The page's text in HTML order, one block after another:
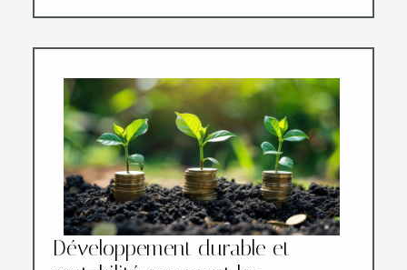
Développement durable et